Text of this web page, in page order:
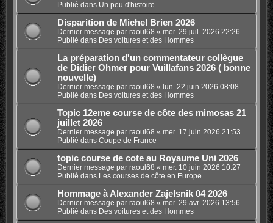
Publié dans Un peu d'histoire
Disparition de Michel Brien 2026
Dernier message par raoul68 « mer. 29 juil. 2026 22:26
Publié dans Des voitures et des Hommes
La préparation d'un commentateur collègue
de Didier Ohmer pour Vuillafans 2026 ( bonne
nouvelle)
Dernier message par raoul68 « lun. 22 juin 2026 08:08
Publié dans Des voitures et des Hommes
Topic 12eme course de côte des mimosas 21
juillet 2026
Dernier message par raoul68 « mer. 17 juin 2026 21:53
Publié dans Coupe de France
topic course de cote au Royaume Uni 2026
Dernier message par raoul68 « mer. 10 juin 2026 10:27
Publié dans Les courses de côte en Europe
Hommage à Alexander Zajelsnik 04 2026
Dernier message par raoul68 « mer. 29 avr. 2026 13:56
Publié dans Des voitures et des Hommes